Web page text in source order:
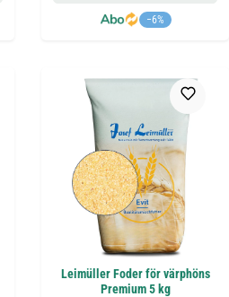
−6%
Leimüller Foder för värphöns
Premium 5 kg